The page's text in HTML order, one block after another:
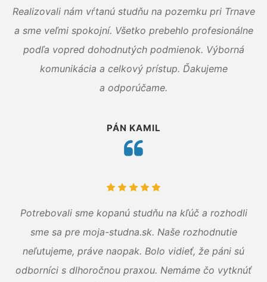
Realizovali nám vŕtanú studňu na pozemku pri Trnave
a sme veľmi spokojní. Všetko prebehlo profesionálne
podľa vopred dohodnutých podmienok. Výborná
komunikácia a celkový prístup. Ďakujeme
a odporúčame.
PÁN KAMIL
Potrebovali sme kopanú studňu na kľúč a rozhodli
sme sa pre moja-studna.sk. Naše rozhodnutie
neľutujeme, práve naopak. Bolo vidieť, že páni sú
odborníci s dlhoročnou praxou. Nemáme čo vytknúť